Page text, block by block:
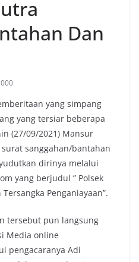
Dan
yang simpang
yang tersiar beberapa
(27/09/2021) Mansur
sanggahan/bantahan
dirinya melalui
yang berjudul ” Polsek
Penganiayaan”.
tersebut pun langsung
Media online
pengacaranya Adi